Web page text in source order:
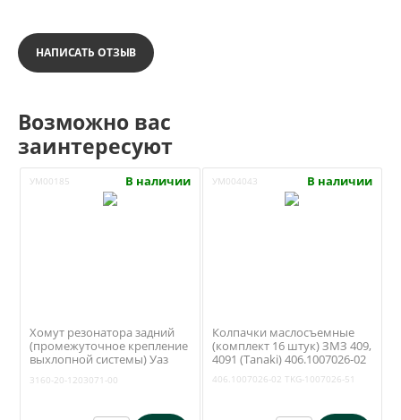
НАПИСАТЬ ОТЗЫВ
Возможно вас
заинтересуют
УМ00185 В наличии
Хомут резонатора задний
(промежуточное крепление
выхлопной системы) Уаз
Профи (ОАО УАЗ) 3160-20-
3160-20-1203071-00
УМ004043 В наличии
Колпачки маслосъемные
(комплект 16 штук) ЗМЗ 409,
4091 (Tanaki) 406.1007026-02
406.1007026-02 TKG-1007026-51